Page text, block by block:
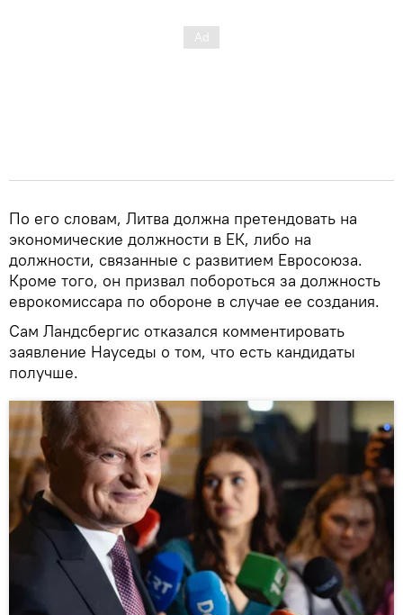
По его словам, Литва должна претендовать на
экономические должности в ЕК, либо на
должности, связанные с развитием Евросоюза.
Кроме того, он призвал побороться за должность
еврокомиссара по обороне в случае ее создания.
Сам Ландсбергис отказался комментировать
заявление Науседы о том, что есть кандидаты
получше.